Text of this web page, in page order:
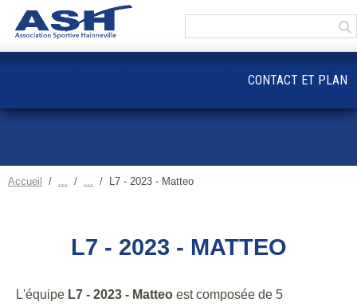
Accueil L7 - 2023 - Matteo
L7 - 2023 - MATTEO
L'équipe L7 - 2023 - Matteo est composée de 5
CONTACT ET PLAN
Panneau de gestion des cookies